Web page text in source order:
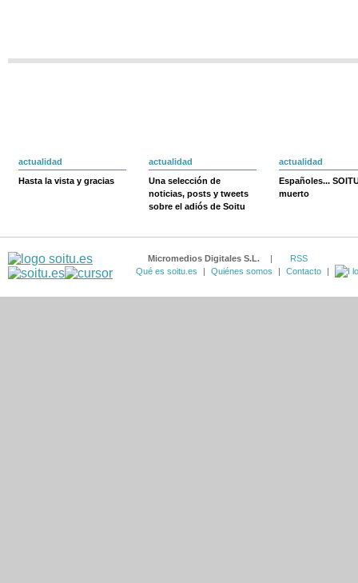
actualidad
Hasta la vista y gracias
actualidad
Una selección de
noticias, posts y tweets
sobre el adiós de Soitu
actualidad
Españoles...
muerto
Micromedios Digitales S.L. |
RSS
Qué es soitu.es
| Quiénes somos | Contacto |